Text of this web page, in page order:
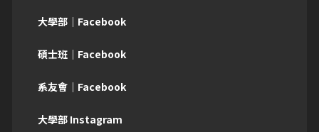
大學部｜Facebook
碩士班｜Facebook
系友會｜Facebook
大學部 Instagram